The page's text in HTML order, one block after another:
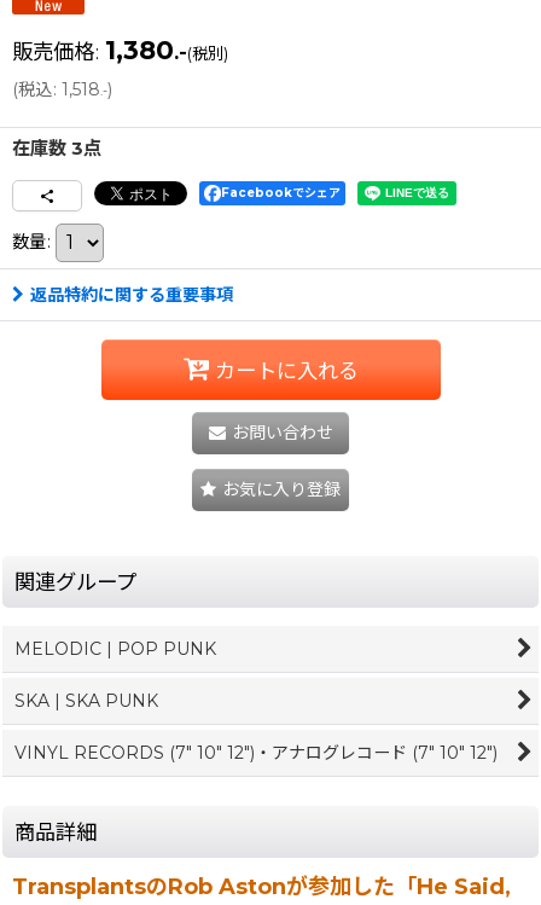
販売価格: 1,380.-(税別)
(税込: 1,518.-)
在庫数 3点
Facebookでシェア
数量:
返品特約に関する重要事項
カートに入れる
お問い合わせ
お気に入り登録
関連グループ
MELODIC | POP PUNK
SKA | SKA PUNK
VINYL RECORDS (7" 10" 12")・アナログレコード (7" 10" 12")
商品詳細
TransplantsのRob Astonが参加した「He Said,